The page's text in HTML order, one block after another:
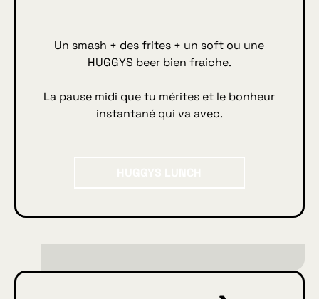
Un smash + des frites + un soft ou une
HUGGYS beer bien fraiche.
La pause midi que tu mérites et le bonheur
instantané qui va avec.